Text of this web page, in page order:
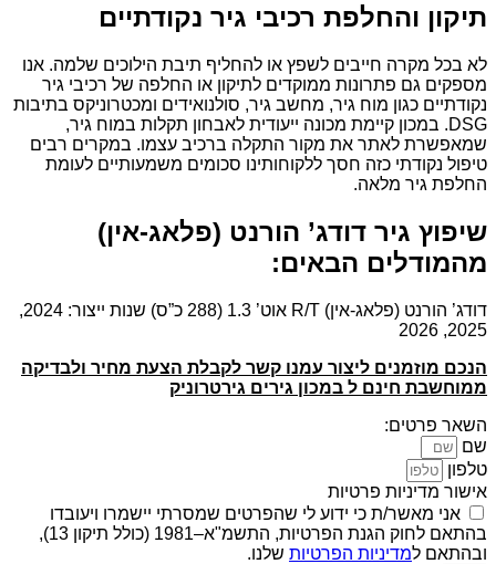
תיקון והחלפת רכיבי גיר נקודתיים
לא בכל מקרה חייבים לשפץ או להחליף תיבת הילוכים שלמה. אנו
מספקים גם פתרונות ממוקדים לתיקון או החלפה של רכיבי גיר
נקודתיים כגון מוח גיר, מחשב גיר, סולנואידים ומכטרוניקס בתיבות
DSG. במכון קיימת מכונה ייעודית לאבחון תקלות במוח גיר,
שמאפשרת לאתר את מקור התקלה ברכיב עצמו. במקרים רבים
טיפול נקודתי כזה חסך ללקוחותינו סכומים משמעותיים לעומת
החלפת גיר מלאה.
שיפוץ גיר דודג’ הורנט (פלאג-אין)
מהמודלים הבאים:
דודג’ הורנט (פלאג-אין) R/T אוט’ 1.3 (288 כ”ס) שנות ייצור: 2024,
2025, 2026
הנכם מוזמנים ליצור עמנו קשר לקבלת הצעת מחיר ולבדיקה
ממוחשבת חינם ל במכון גירים גירטרוניק
השאר פרטים:
שם
טלפון
אישור מדיניות פרטיות
אני מאשר/ת כי ידוע לי שהפרטים שמסרתי יישמרו ויעובדו
בהתאם לחוק הגנת הפרטיות, התשמ"א–1981 (כולל תיקון 13),
ובהתאם למדיניות הפרטיות שלנו.